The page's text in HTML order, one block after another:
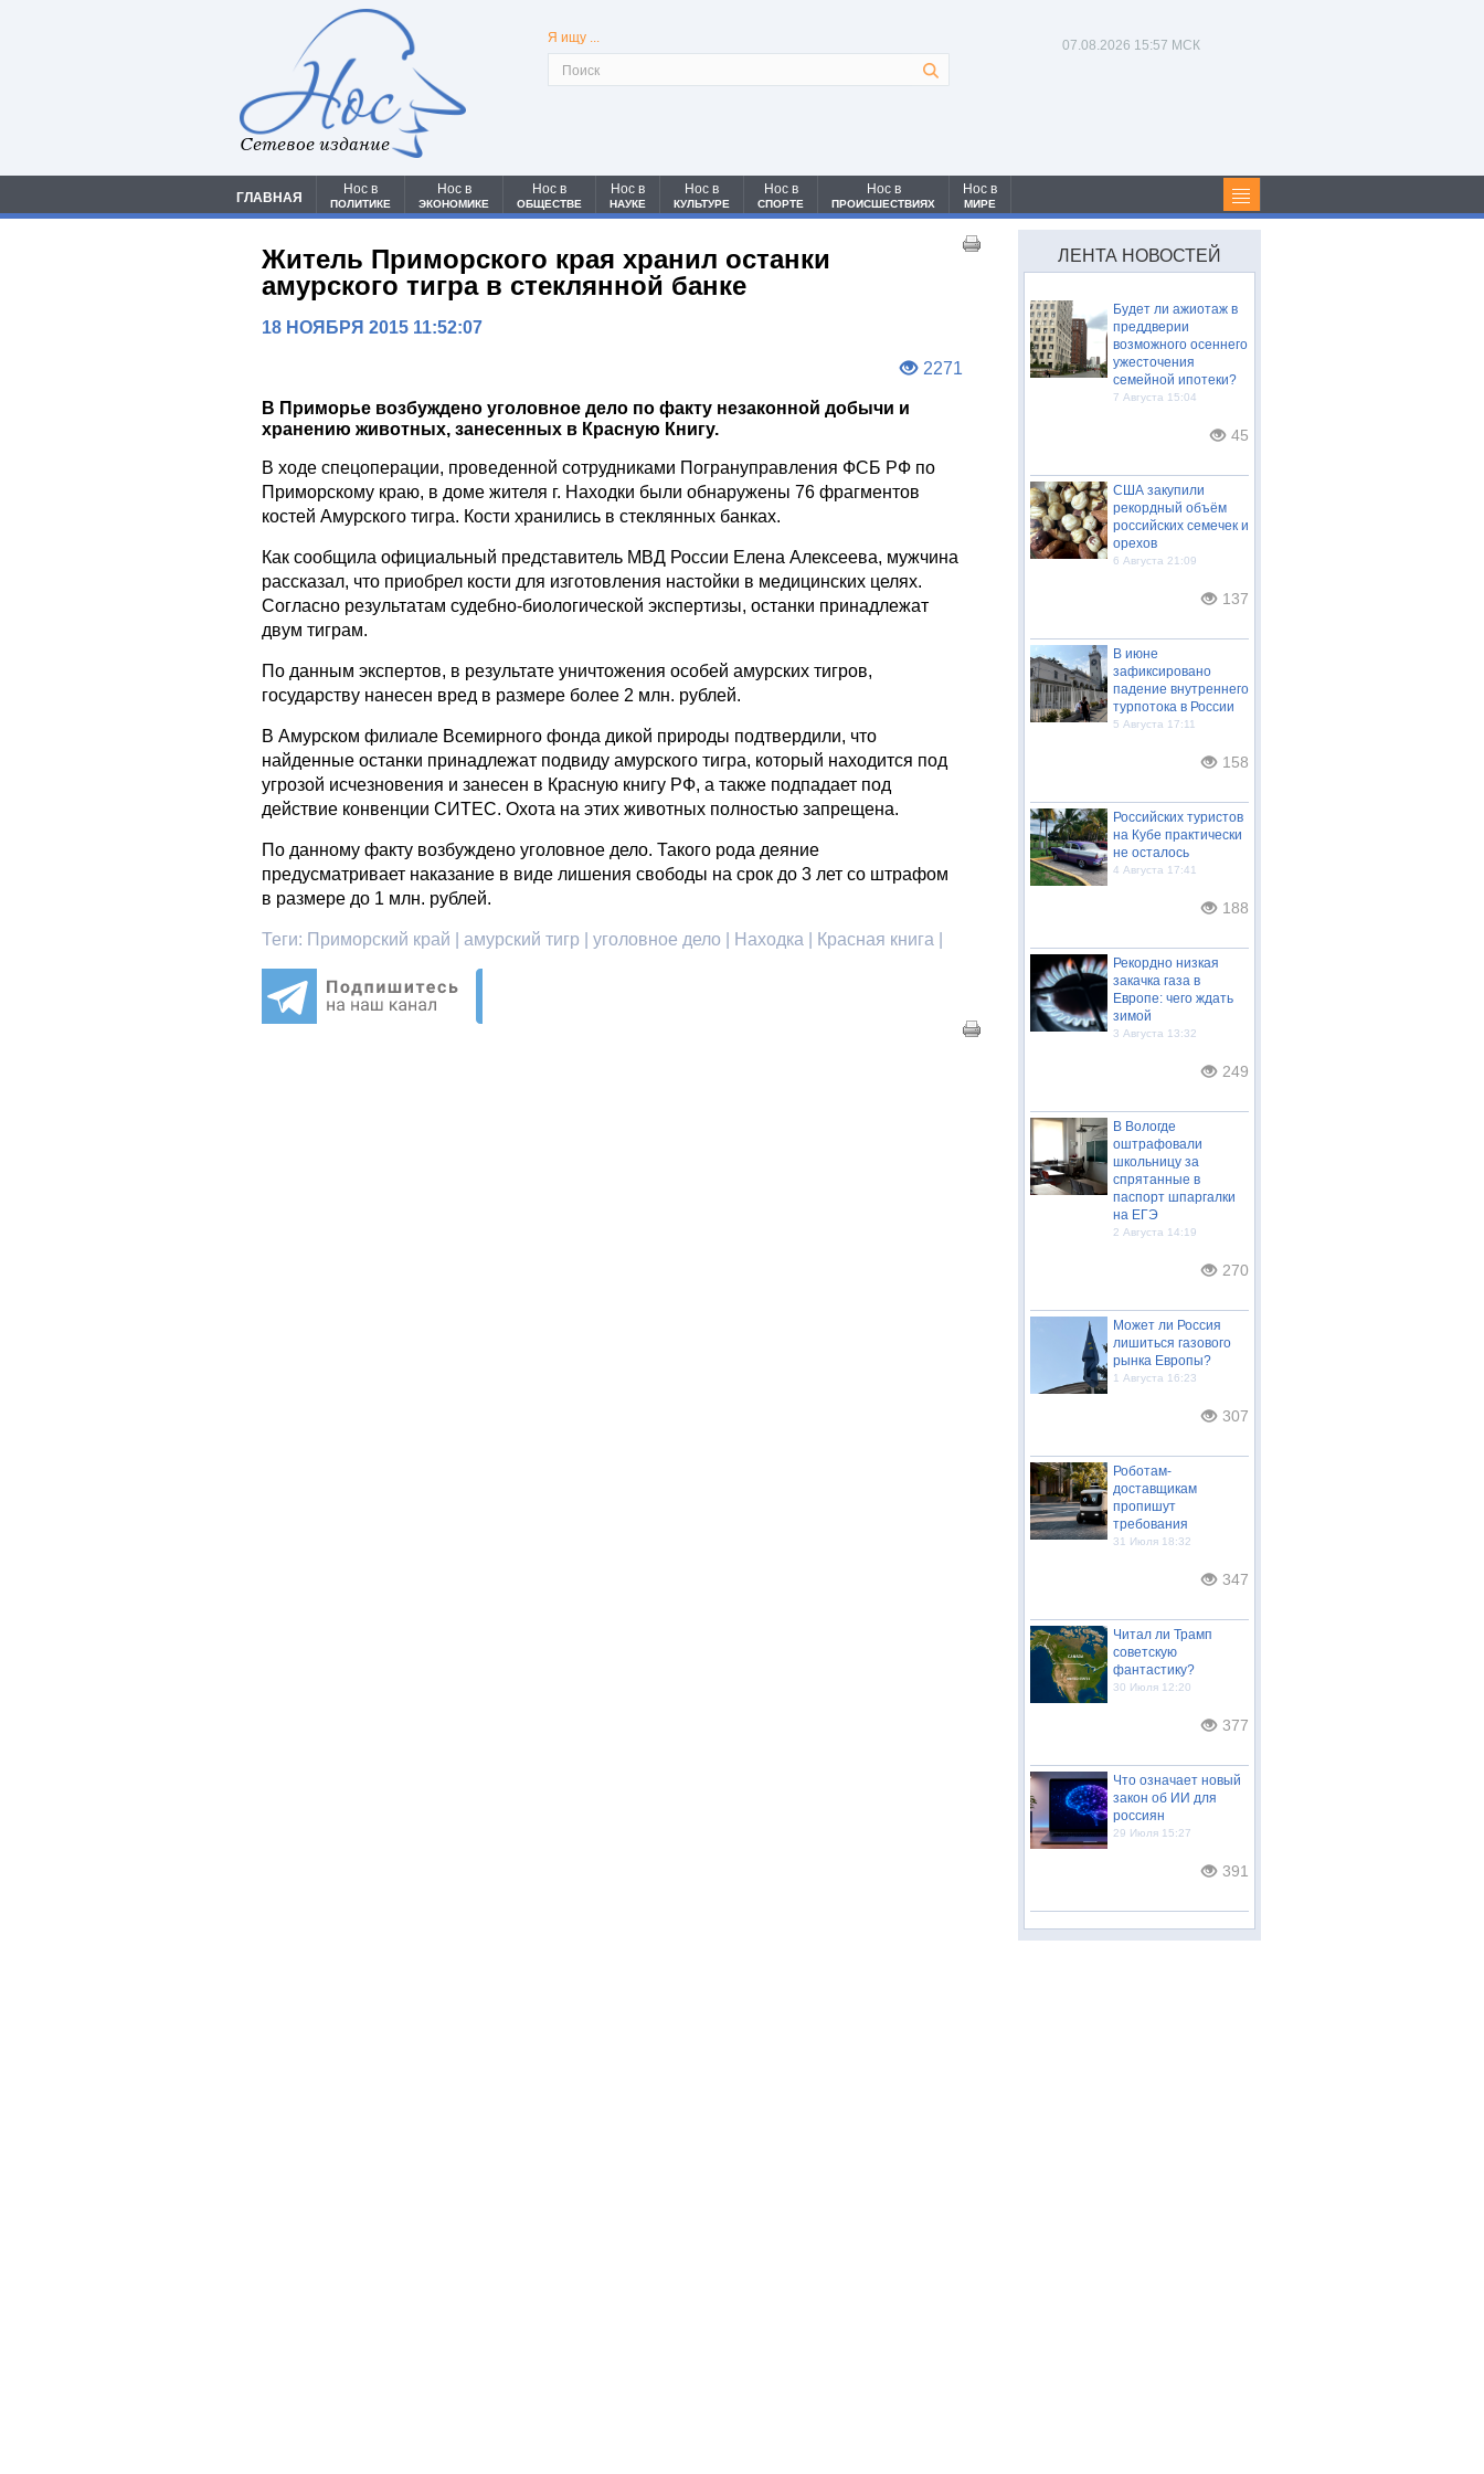
Сетевое издание
Я ищу ... 07.08.2026 15:57 МСК
ГЛАВНАЯ
Нос в
ПОЛИТИКЕ
Нос в
ЭКОНОМИКЕ
Нос в
ОБЩЕСТВЕ
Нос в
НАУКЕ
Нос в
КУЛЬТУРЕ
Нос в
СПОРТЕ
Нос в
ПРОИСШЕСТВИЯХ
Нос в
МИРЕ
Житель Приморского края хранил останки
амурского тигра в стеклянной банке
18 НОЯБРЯ 2015 11:52:07
2271
В Приморье возбуждено уголовное дело по факту незаконной добычи и
хранению животных, занесенных в Красную Книгу.
В ходе спецоперации, проведенной сотрудниками Погрануправления ФСБ РФ по
Приморскому краю, в доме жителя г. Находки были обнаружены 76 фрагментов
костей Амурского тигра. Кости хранились в стеклянных банках.
Как сообщила официальный представитель МВД России Елена Алексеева, мужчина
рассказал, что приобрел кости для изготовления настойки в медицинских целях.
Согласно результатам судебно-биологической экспертизы, останки принадлежат
двум тиграм.
По данным экспертов, в результате уничтожения особей амурских тигров,
государству нанесен вред в размере более 2 млн. рублей.
В Амурском филиале Всемирного фонда дикой природы подтвердили, что
найденные останки принадлежат подвиду амурского тигра, который находится под
угрозой исчезновения и занесен в Красную книгу РФ, а также подпадает под
действие конвенции СИТЕС. Охота на этих животных полностью запрещена.
По данному факту возбуждено уголовное дело. Такого рода деяние
предусматривает наказание в виде лишения свободы на срок до 3 лет со штрафом
в размере до 1 млн. рублей.
Теги: Приморский край | амурский тигр | уголовное дело | Находка | Красная книга |
ЛЕНТА НОВОСТЕЙ
Будет ли ажиотаж в
преддверии
возможного осеннего
ужесточения
семейной ипотеки?
7 Августа 15:04
45
США закупили
рекордный объём
российских семечек и
орехов
6 Августа 21:09
137
В июне
зафиксировано
падение внутреннего
турпотока в России
5 Августа 17:11
158
Российских туристов
на Кубе практически
не осталось
4 Августа 17:41
188
Рекордно низкая
закачка газа в
Европе: чего ждать
зимой
3 Августа 13:32
249
В Вологде
оштрафовали
школьницу за
спрятанные в
паспорт шпаргалки
на ЕГЭ
2 Августа 14:19
270
Может ли Россия
лишиться газового
рынка Европы?
1 Августа 16:23
307
Роботам-
доставщикам
пропишут
требования
31 Июля 18:32
347
Читал ли Трамп
советскую
фантастику?
30 Июля 12:20
377
Что означает новый
закон об ИИ для
россиян
29 Июля 15:27
391